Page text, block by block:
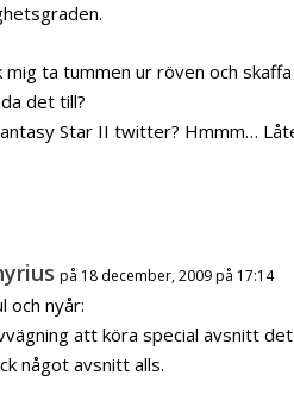
mig ta tummen ur röven och
det till?
Star II twitter? Hmmm…
på 18 december, 2009 på 17:14
och nyår:
att köra special avsnitt
något avsnitt alls.